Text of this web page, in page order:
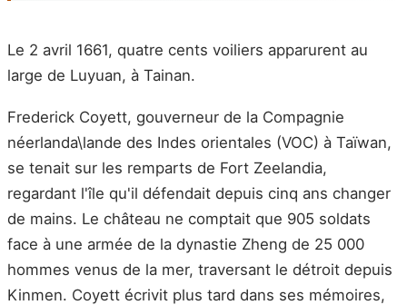
Le 2 avril 1661, quatre cents voiliers apparurent au
large de Luyuan, à Tainan.
Frederick Coyett, gouverneur de la Compagnie
néerlanda\lande des Indes orientales (VOC) à Taïwan,
se tenait sur les remparts de Fort Zeelandia,
regardant l'île qu'il défendait depuis cinq ans changer
de mains. Le château ne comptait que 905 soldats
face à une armée de la dynastie Zheng de 25 000
hommes venus de la mer, traversant le détroit depuis
Kinmen. Coyett écrivit plus tard dans ses mémoires,